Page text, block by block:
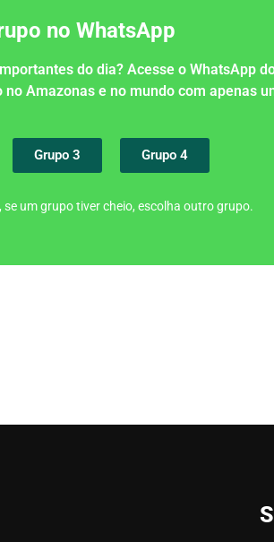
no WhatsApp
do dia? Acesse o WhatsApp
Amazonas e no mundo com apenas
Grupo 3 Grupo 4
um grupo tiver cheio, escolha outro grupo.